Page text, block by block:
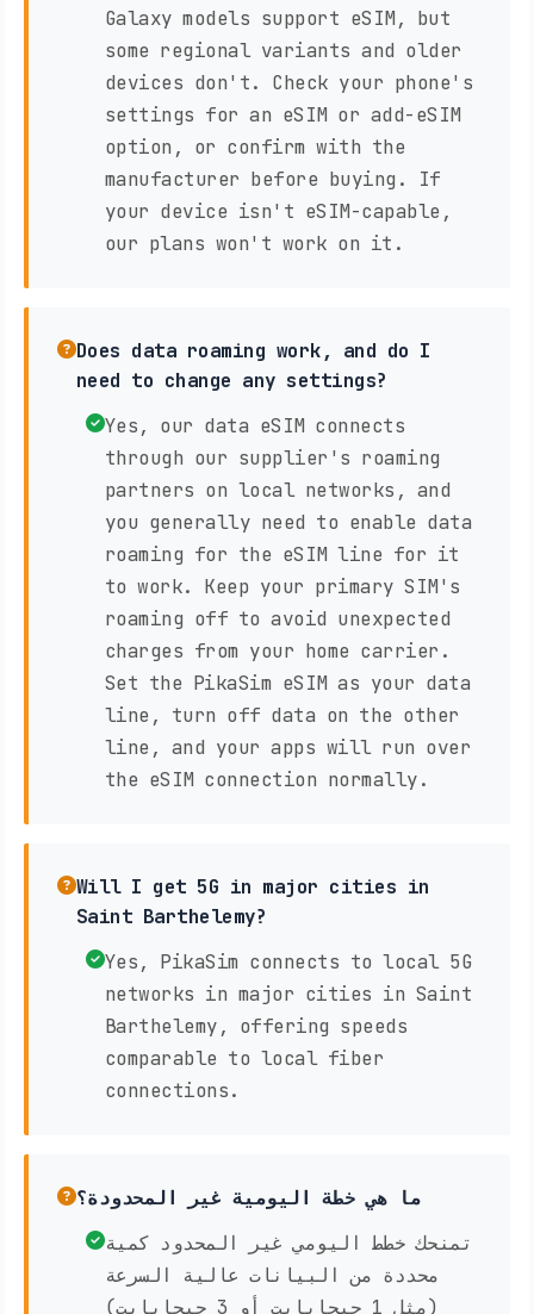
Galaxy models support eSIM, but
some regional variants and older
devices don't. Check your phone's
settings for an eSIM or add-eSIM
option, or confirm with the
manufacturer before buying. If
your device isn't eSIM-capable,
our plans won't work on it.
Does data roaming work, and do I
need to change any settings?
Yes, our data eSIM connects
through our supplier's roaming
partners on local networks, and
you generally need to enable data
roaming for the eSIM line for it
to work. Keep your primary SIM's
roaming off to avoid unexpected
charges from your home carrier.
Set the PikaSim eSIM as your data
line, turn off data on the other
line, and your apps will run over
the eSIM connection normally.
Will I get 5G in major cities in
Saint Barthelemy?
Yes, PikaSim connects to local 5G
networks in major cities in Saint
Barthelemy, offering speeds
comparable to local fiber
connections.
ما هي خطة اليومية غير المحدودة؟
تمنحك خطط اليومي غير المحدود كمية
محددة من البيانات عالية السرعة
(مثل 1 جيجابايت أو 3 جيجابايت)